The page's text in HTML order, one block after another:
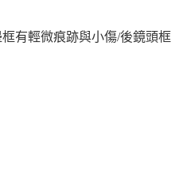
框有輕微痕跡與小傷/後鏡頭框